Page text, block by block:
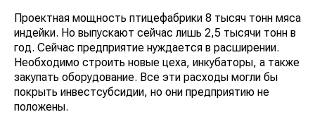
Проектная мощность птицефабрики 8 тысяч тонн мяса
индейки. Но выпускают сейчас лишь 2,5 тысячи тонн в
год. Сейчас предприятие нуждается в расширении.
Необходимо строить новые цеха, инкубаторы, а также
закупать оборудование. Все эти расходы могли бы
покрыть инвестсубсидии, но они предприятию не
положены.